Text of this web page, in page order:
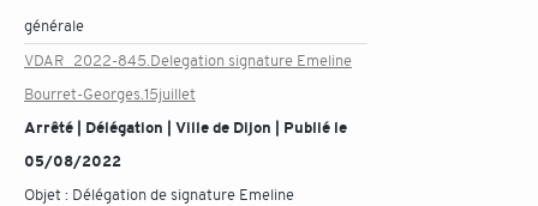
générale
VDAR_2022-845.Delegation signature Emeline
Bourret-Georges.15juillet
Arrêté | Délégation | Ville de Dijon | Publié le
05/08/2022
Objet : Délégation de signature Emeline